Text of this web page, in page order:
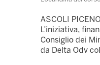
ASCOLI
L’iniziativa,
Consiglio dei
da Delta Odv